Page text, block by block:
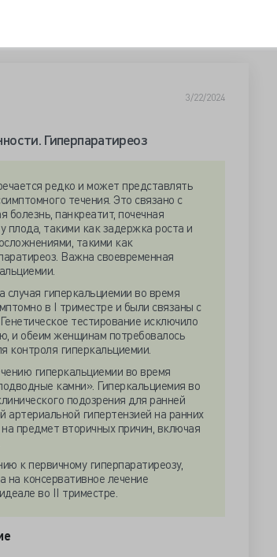
3/22/2024
Гиперпаратиреоз
редко и может представлять
течения. Это связано с
панкреатит, почечная
плода, такими как задержка роста и
такими как
Важна своевременная
случая гиперкальциемии во время
в I триместре и были связаны с
тестирование исключило
и обеим женщинам потребовалось
контроля гиперкальциемии.
гиперкальциемии во время
камни». Гиперкальциемия во
подозрения для ранней
гипертензией на ранних
предмет вторичных причин, включая
к первичному гиперпаратиреозу,
на консервативное лечение
во II триместре.